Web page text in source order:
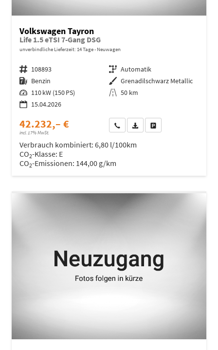
Volkswagen Tayron
Life 1.5 eTSI 7-Gang DSG
unverbindliche Lieferzeit: 14 Tage Neuwagen
Fahrzeugnr. 108893 Getriebe Automatik
Kraftstoff Benzin Außenfarbe Grenadilschwarz Metallic
Leistung 110 kW (150 PS) Kilometerstand 50 km
15.04.2026
42.232,– €
incl. 17% MwSt.
Wir rufen Sie anFahrzeugexposé (PDF)
Verbrauch kombiniert: 6,80 l/100km
CO2-Klasse: E
CO2-Emissionen: 144,00 g/km